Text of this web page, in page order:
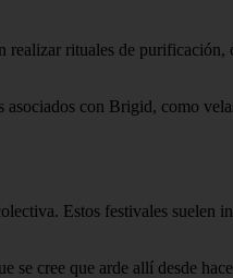
realizar rituales de purificación,
con Brigid, como
Estos festivales suelen
se cree que arde allí desde